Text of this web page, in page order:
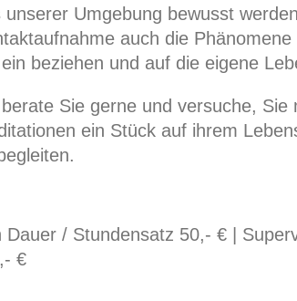
unserer Umgebung bewusst
auch die
beziehen und auf die eigene
Sie gerne und versuche, Sie
ein Stück auf ihrem
/ Stundensatz 50,- € |
€